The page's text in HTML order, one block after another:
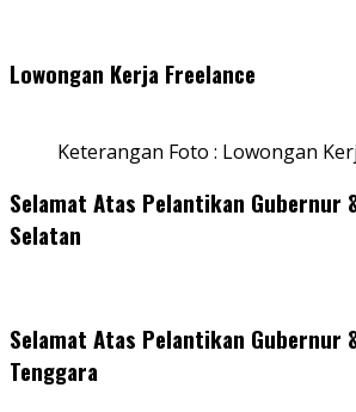
Lowongan Kerja Freelance
Keterangan Foto : Lowongan
Selamat Atas Pelantikan Gubernur
Selatan
Selamat Atas Pelantikan Gubernur
Tenggara